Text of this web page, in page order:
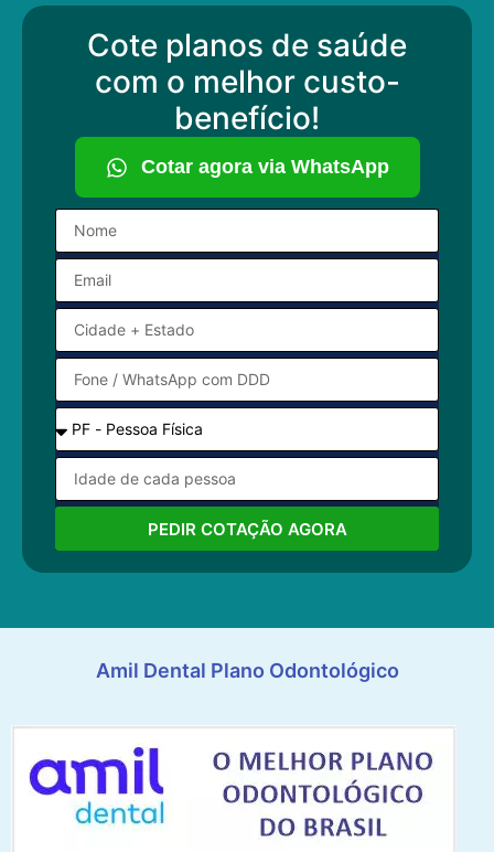
Cote planos de saúde
com o melhor custo-
benefício!
Cotar agora via WhatsApp
PEDIR COTAÇÃO AGORA
Amil Dental Plano Odontológico